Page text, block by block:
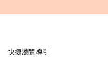
快捷瀏覽導引